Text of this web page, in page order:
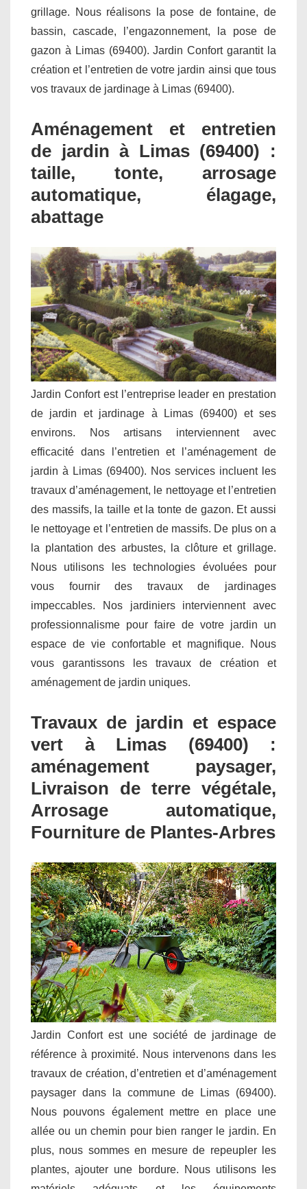
grillage. Nous réalisons la pose de fontaine, de
bassin, cascade, l’engazonnement, la pose de
gazon à Limas (69400). Jardin Confort garantit la
création et l’entretien de votre jardin ainsi que tous
vos travaux de jardinage à Limas (69400).
Aménagement et entretien
de jardin à Limas (69400) :
taille, tonte, arrosage
automatique, élagage,
abattage
Jardin Confort est l’entreprise leader en prestation
de jardin et jardinage à Limas (69400) et ses
environs. Nos artisans interviennent avec
efficacité dans l’entretien et l’aménagement de
jardin à Limas (69400). Nos services incluent les
travaux d’aménagement, le nettoyage et l’entretien
des massifs, la taille et la tonte de gazon. Et aussi
le nettoyage et l’entretien de massifs. De plus on a
la plantation des arbustes, la clôture et grillage.
Nous utilisons les technologies évoluées pour
vous fournir des travaux de jardinages
impeccables. Nos jardiniers interviennent avec
professionnalisme pour faire de votre jardin un
espace de vie confortable et magnifique. Nous
vous garantissons les travaux de création et
aménagement de jardin uniques.
Travaux de jardin et espace
vert à Limas (69400) :
aménagement paysager,
Livraison de terre végétale,
Arrosage automatique,
Fourniture de Plantes-Arbres
Jardin Confort est une société de jardinage de
référence à proximité. Nous intervenons dans les
travaux de création, d’entretien et d’aménagement
paysager dans la commune de Limas (69400).
Nous pouvons également mettre en place une
allée ou un chemin pour bien ranger le jardin. En
plus, nous sommes en mesure de repeupler les
plantes, ajouter une bordure. Nous utilisons les